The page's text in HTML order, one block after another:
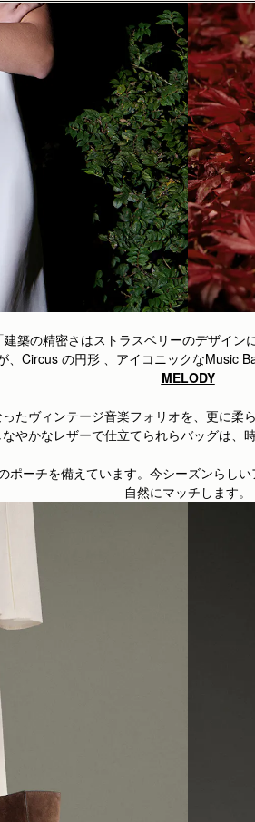
築の精密さはストラスベリーのデザイ
Circus の円形 、アイコニックなMusic
MELODY
たヴィンテージ音楽フォリオを、更に
やかなレザーで仕立てられらバッグは、
ーチを備えています。今シーズンらし
自然にマッチします。